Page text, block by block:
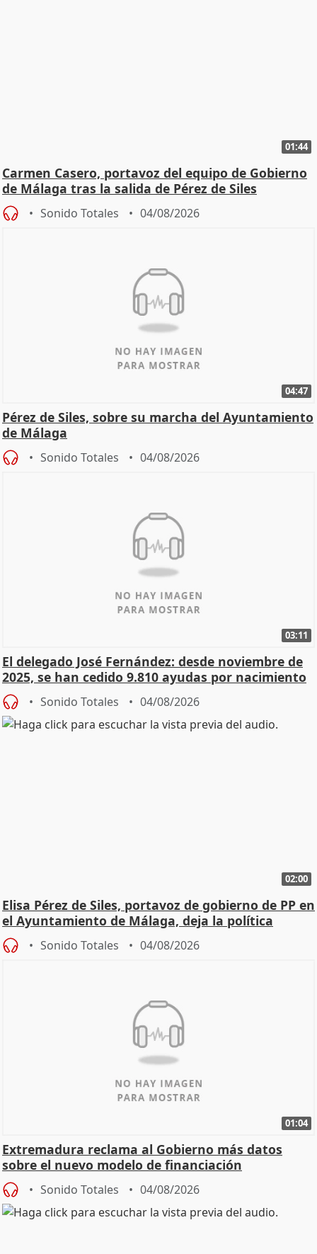
01:44
Carmen Casero, portavoz del equipo de Gobierno
de Málaga tras la salida de Pérez de Siles
Sonido Totales 04/08/2026
04:47
Pérez de Siles, sobre su marcha del Ayuntamiento
de Málaga
Sonido Totales 04/08/2026
03:11
El delegado José Fernández: desde noviembre de
2025, se han cedido 9.810 ayudas por nacimiento
Sonido Totales 04/08/2026
02:00
Elisa Pérez de Siles, portavoz de gobierno de PP en
el Ayuntamiento de Málaga, deja la política
Sonido Totales 04/08/2026
01:04
Extremadura reclama al Gobierno más datos
sobre el nuevo modelo de financiación
Sonido Totales 04/08/2026